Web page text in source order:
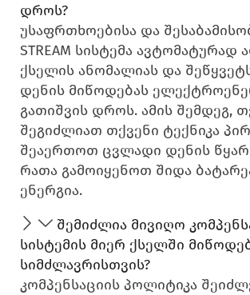
დროს?
უსაფრთხოებისა და
STREAM სისტემა ავტომატურად
ქსელის ანომალიას და
დენის მიწოდებას
გათიშვის დროს. ამის შემდეგ,
შეგიძლიათ თქვენი ტექნიკა
შეაერთოთ ცვლადი დენის
რათა გამოიყენოთ შიდა
ენერგია.
შემიძლია მივიღო
სისტემის მიერ ქსელში
სიმძლავრისთვის?
კომპენსაციის პოლიტიკა